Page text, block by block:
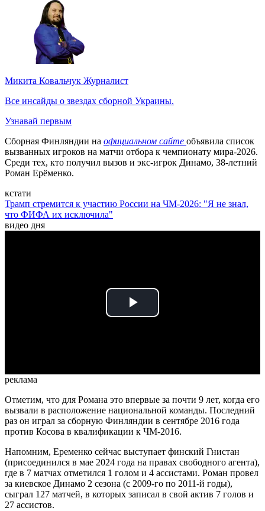
Микита Ковальчук Журналист
Все инсайды о звездах сборной Украины.
Узнавай первым
Сборная Финляндии на официальном сайте объявила список
вызванных игроков на матчи отбора к чемпионату мира-2026.
Среди тех, кто получил вызов и экс-игрок Динамо, 38-летний
Роман Ерёменко.
кстати
Трамп стремится к участию России на ЧМ-2026: "Я не знал,
что ФИФА их исключила"
видео дня
Play
реклама
Отметим, что для Романа это впервые за почти 9 лет, когда его
вызвали в расположение национальной команды. Последний
раз он играл за сборную Финляндии в сентябре 2016 года
против Косова в квалификации к ЧМ-2016.
Напомним, Еременко сейчас выступает финский Гнистан
(присоединился в мае 2024 года на правах свободного агента),
где в 7 матчах отметился 1 голом и 4 ассистами. Роман провел
за киевское Динамо 2 сезона (с 2009-го по 2011-й годы),
сыграл 127 матчей, в которых записал в свой актив 7 голов и
27 ассистов.